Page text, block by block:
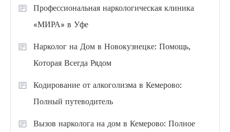
Профессиональная наркологическая клиника
«МИРА» в Уфе
Нарколог на Дом в Новокузнецке: Помощь,
Которая Всегда Рядом
Кодирование от алкоголизма в Кемерово:
Полный путеводитель
Вызов нарколога на дом в Кемерово: Полное